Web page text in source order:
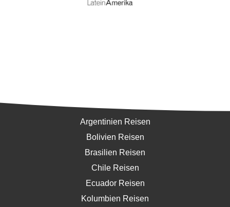
Argentinien Reisen
Bolivien Reisen
Brasilien Reisen
Chile Reisen
Ecuador Reisen
Kolumbien Reisen